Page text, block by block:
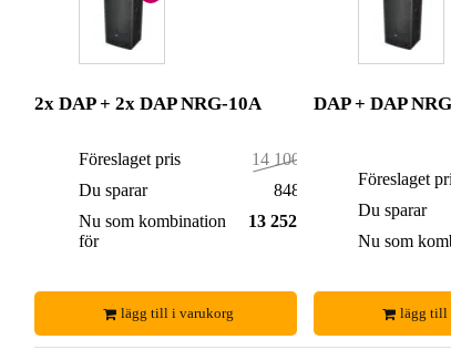
2x DAP + 2x DAP NRG-10A
Föreslaget pris
14 100,00 kr
Du sparar
848,00 kr
Nu som kombination
för
13 252,00 kr
lägg till i varukorg
DAP + DAP
Föreslaget
Du sparar
Nu som
lägg till